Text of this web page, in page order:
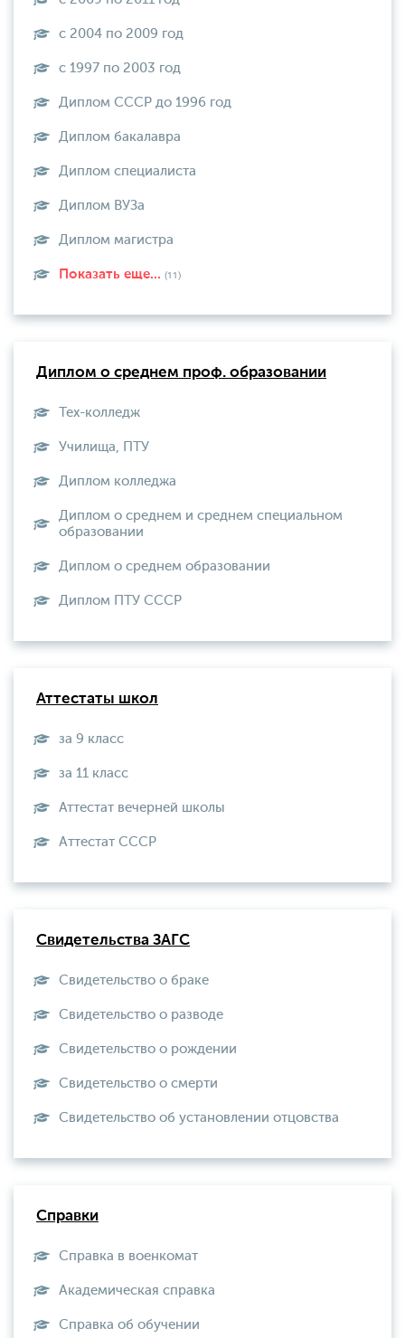
с 2004 по 2009 год
с 1997 по 2003 год
Диплом СССР до 1996 год
Диплом бакалавра
Диплом специалиста
Диплом ВУЗа
Диплом магистра
Показать еще... (11)
Диплом о среднем проф. образовании
Тех-колледж
Училища, ПТУ
Диплом колледжа
Диплом о среднем и среднем специальном
образовании
Диплом о среднем образовании
Диплом ПТУ СССР
Аттестаты школ
за 9 класс
за 11 класс
Аттестат вечерней школы
Aттестат СССР
Свидетельства ЗАГС
Свидетельство о браке
Свидетельство о разводе
Свидетельство о рождении
Свидетельство о смерти
Свидетельство об установлении отцовства
Справки
Справка в военкомат
Академическая справка
Справка об обучении